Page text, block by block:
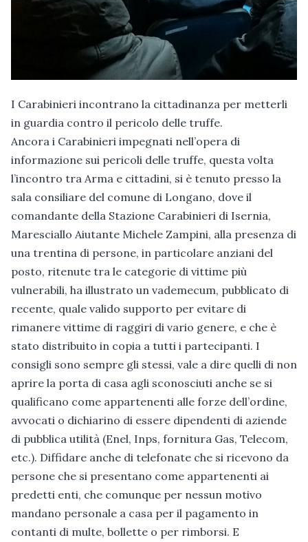
I Carabinieri incontrano la cittadinanza per metterli
in guardia contro il pericolo delle truffe.
Ancora i Carabinieri impegnati nell’opera di
informazione sui pericoli delle truffe, questa volta
l’incontro tra Arma e cittadini, si è tenuto presso la
sala consiliare del comune di Longano, dove il
comandante della Stazione Carabinieri di Isernia,
Maresciallo Aiutante Michele Zampini, alla presenza di
una trentina di persone, in particolare anziani del
posto, ritenute tra le categorie di vittime più
vulnerabili, ha illustrato un vademecum, pubblicato di
recente, quale valido supporto per evitare di
rimanere vittime di raggiri di vario genere, e che è
stato distribuito in copia a tutti i partecipanti. I
consigli sono sempre gli stessi, vale a dire quelli di non
aprire la porta di casa agli sconosciuti anche se si
qualificano come appartenenti alle forze dell’ordine,
avvocati o dichiarino di essere dipendenti di aziende
di pubblica utilità (Enel, Inps, fornitura Gas, Telecom,
etc.). Diffidare anche di telefonate che si ricevono da
persone che si presentano come appartenenti ai
predetti enti, che comunque per nessun motivo
mandano personale a casa per il pagamento in
contanti di multe, bollette o per rimborsi. E